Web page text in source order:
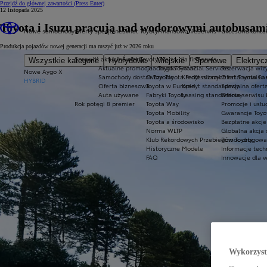
Przejdź do głównej zawartości (Press Enter)
Nowe samochody
Wszystkie kategorie Hybrydowe Miejskie Sportowe
Nowe Aygo X
HYBRID
Oferty specjalne
Sprawdź aktualne oferty
Aktualne promocje
Samochody dostawcze Toyota Professional
Oferta biznesowa
Auta używane
Rok potęgi 8 premier
Świat Toyoty
Świat Toyoty
Dlaczego Toyota?
O Toyocie
Toyota w Europie
Fabryki Toyoty
Toyota Way
Toyota Mobility
Toyota a środowisko
Norma WLTP
Klub Rekordowych Przebiegów Toyoty
Historyczne Modele
FAQ
Finansowanie
Oferta dla firm
Toyota Financial Services
Kredyt niższych rat Toyota
Kredyt standardowy
Leasing standardowy
Serwis i akcesoria
Serwis
Rezerwacja
Oferta serwisu
Specjalna
Oferta serwisu
Promocje i
Gwarancje
Bezpłatne
Globalna akcja
Pomoc
Informacje
Innowacje dla
12 listopada 2025
Toyota i Isuzu pracują nad wodorowymi
Produkcja pojazdów nowej generacji ma ruszyć już w 2026 roku